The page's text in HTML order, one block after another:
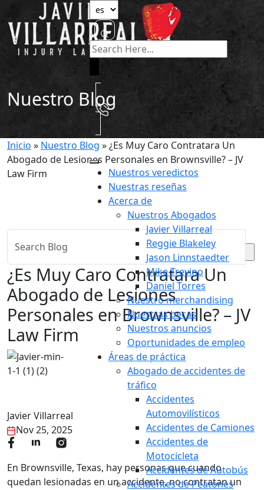
Nuestros veredictos
Nuestras reseñas
Acerca de
Nuestros Abogados
Javier Villarreal
Reggie Blakeley
Jason Linnstaedter
Mike Trevino
Daniel Torres
Nuestro merchandising
Nuestras becas
Nuestros anuncios
Oportunidades de empleo
Áreas de práctica
Abogado de accidentes de
tráfico
Accidentes
Automovilísticos
Accidentes de Camiones
Accidentes de
Motocicleta
Accidentes de Autobús
Accidentes de Peatones
Nuestro Blog
Inicio » Nuestro Blog »¿Es Muy Caro Contratara Un
Abogado de Lesiones Personales en Brownsville? – JV
Law Firm
¿Es Muy Caro Contratara Un
Abogado de Lesiones
Personales en Brownsville? – JV
Law Firm
Javier Villarreal
Nov 25, 2025
En Brownsville, Texas, hay personas que cuando
quedan lesionadas en un accidente, no contratan un